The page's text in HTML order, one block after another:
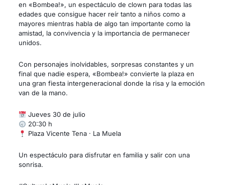
en «Bombea!», un espectáculo de clown para todas las
edades que consigue hacer reír tanto a niños como a
mayores mientras habla de algo tan importante como la
amistad, la convivencia y la importancia de permanecer
unidos.
Con personajes inolvidables, sorpresas constantes y un
final que nadie espera, «Bombea!» convierte la plaza en
una gran fiesta intergeneracional donde la risa y la emoción
van de la mano.
Jueves 30 de julio
20:30 h
Plaza Vicente Tena · La Muela
Un espectáculo para disfrutar en familia y salir con una
sonrisa.